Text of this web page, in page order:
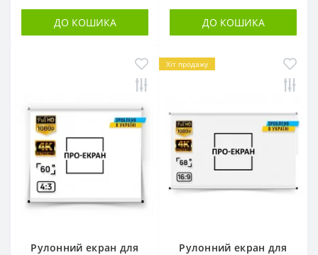
ДО КОШИКА ДО КОШИКА
Рулонний екран для
Хіт продажу
Рулонний екран для